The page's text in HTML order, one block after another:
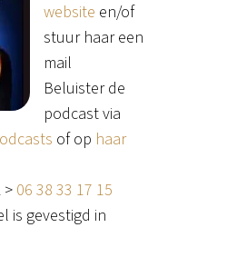
website en/of
stuur haar een
mail
Beluister de
podcast via
of op haar
>06 38 33 17 15
is gevestigd in